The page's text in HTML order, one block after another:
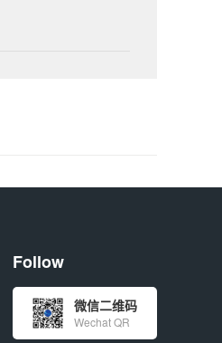
Follow
微信二维码
Wechat QR